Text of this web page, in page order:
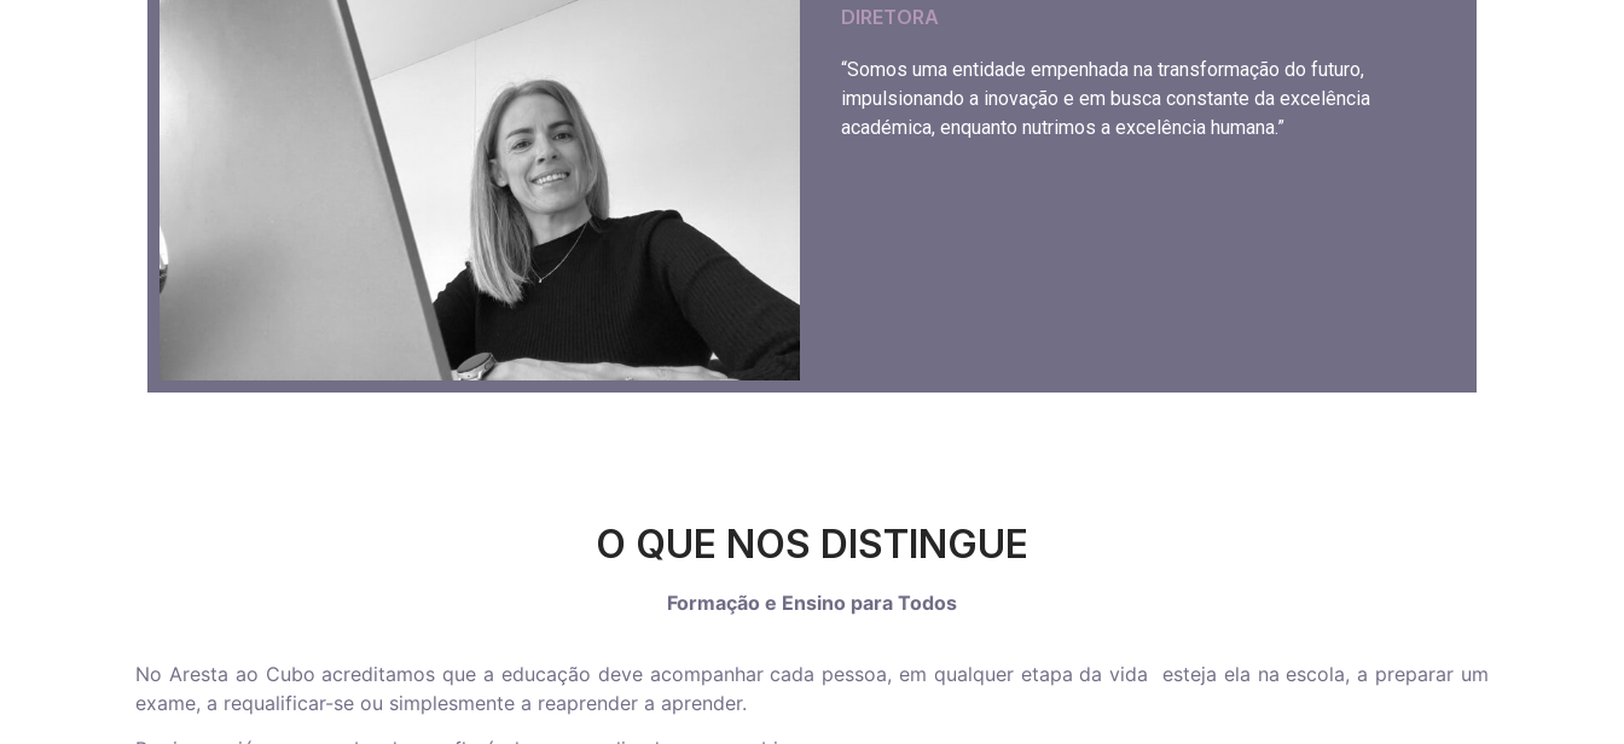
DIRETORA
“Somos uma entidade empenhada na transformação do futuro,
impulsionando a inovação e em busca constante da excelência
académica, enquanto nutrimos a excelência humana.”
O QUE NOS DISTINGUE
Formação e Ensino para Todos
No Aresta ao Cubo acreditamos que a educação deve acompanhar cada pessoa, em qualquer etapa da vida esteja ela na escola, a preparar um
exame, a requalificar-se ou simplesmente a reaprender a aprender.